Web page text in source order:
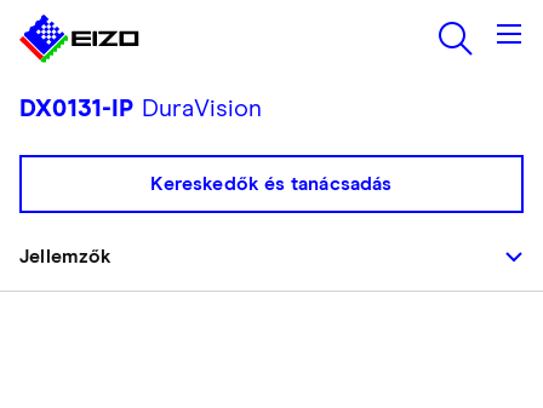
DX0131-IP DuraVision
Jellemzők
Kereskedők és tanácsadás